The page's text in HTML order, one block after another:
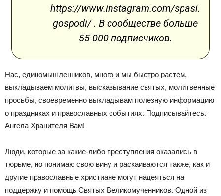
https://www.instagram.com/spasi.
gospodi/ . В сообществе больше
55 000 подписчиков.
Нас, единомышленников, много и мы быстро растем,
выкладываем молитвы, высказывание святых, молитвенные
просьбы, своевременно выкладывам полезную информацию
о праздниках и православных событиях. Подписывайтесь.
Ангела Хранителя Вам!
Люди, которые за какие-либо преступления оказались в
тюрьме, но понимаю свою вину и раскаиваются также, как и
другие православные христиане могут надеяться на
поддержку и помощь Святых Великомученников. Одной из